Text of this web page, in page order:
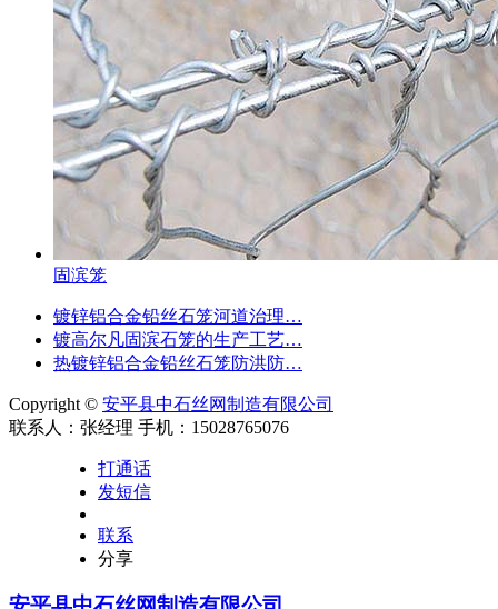
固滨笼
镀锌铝合金铅丝石笼河道治理…
镀高尔凡固滨石笼的生产工艺…
热镀锌铝合金铅丝石笼防洪防…
Copyright © 安平县中石丝网制造有限公司
联系人：张经理 手机：15028765076
打通话
发短信
联系
分享